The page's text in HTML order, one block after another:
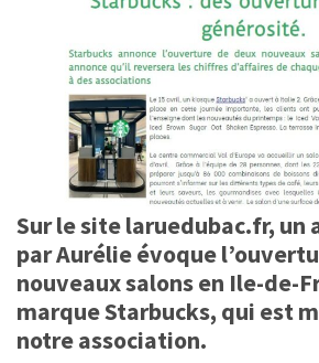
Sur le site laruedubac.fr, un
par Aurélie évoque
nouveaux salons en Ile-de-
marque Starbucks, qui est
notre association.